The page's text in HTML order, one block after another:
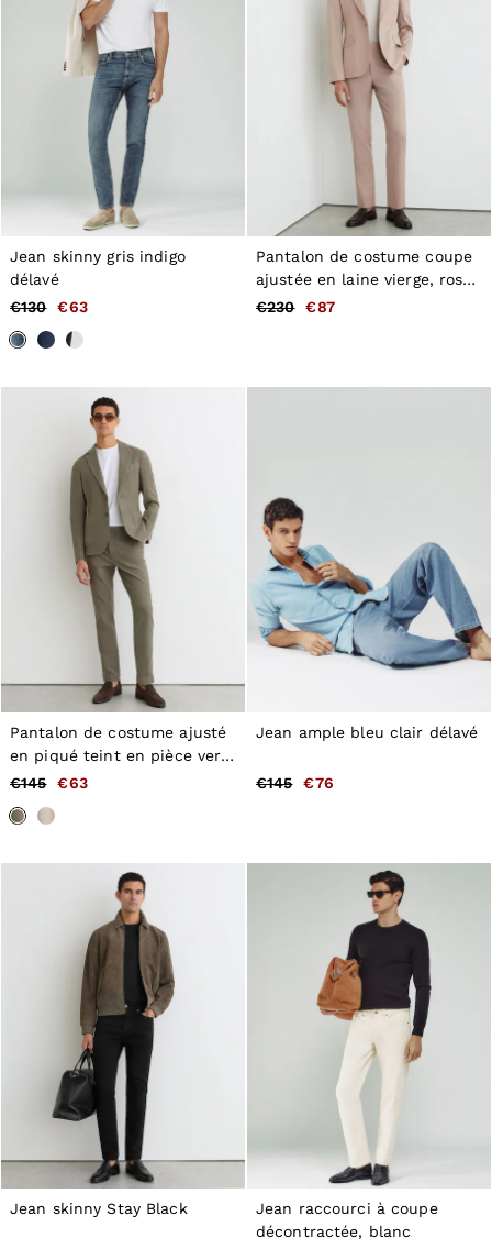
Jean skinny gris indigo
délavé
€130
€63
Pantalon de costume coupe
ajustée en laine vierge, rose
poudré
€230 €87
Pantalon de costume ajusté
en piqué teint en pièce vert
foncé
€145 €63
Jean ample bleu clair délavé
€145 €76
Jean skinny Stay Black
Jean raccourci à coupe
décontractée, blanc